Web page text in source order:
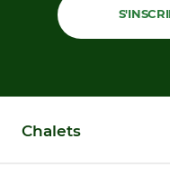
Chalets